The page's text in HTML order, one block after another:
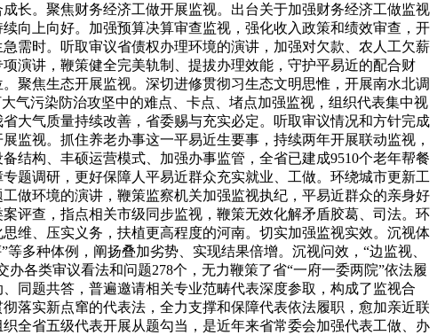
长。聚焦财务经济工做开展监视。出台关于加强财务经济工做监视
向上向好。加强预算决算审查监视，强化收入政策和绩效审查，开
需时。听取审议省债权办理环境的演讲，加强对欠款、农人工欠薪
演讲，鞭策健全完美轨制、提拔办理效能，守护平易近的配合财
聚焦生态开展监视。深切进修贯彻习生态文明思惟，开展南水北调
气污染防治攻坚中的难点、卡点、堵点加强监视，组织代表集中视
大气质量持续改善，省委赐与充实必定。听取审议情况和方针完成
监视。抓住养老办事这一平易近生要事，持续两年开展联动监视，
结构、丰硕运营模式、加强办事监管，全省已建成9510个老年帮餐
题调研，更好保障人平易近群众充实就业、工做。环绕城市更新工
做环境的演讲，鞭策监察机关加强监视执纪，平易近群众的亲身好
评查，指点相关市级同步监视，鞭策无效化解矛盾胶葛、司法。环
维、压实义务，扶植更高程度的河南。切实加强监视实效。沉视体
多种体例，阐扬叠加劣势、实现结果倍增。沉视问效，“边监视、
各类审议看法和问题278个，无力鞭策了省“一府一委两院”依法履
同题共答，普遍邀请相关专业范畴代表深度参取，构成了监视合
落实新点窜的代表法，全力支撑和保障代表依法履职，愈加亲近联
全省五级代表开展从题勾当，是近年来省常委会加强代表工做、办